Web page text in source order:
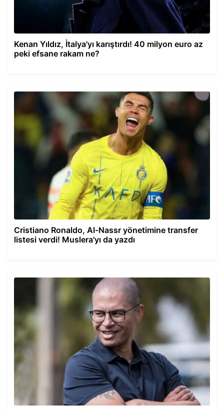
Kenan Yıldız, İtalya'yı karıştırdı! 40 milyon euro az
peki efsane rakam ne?
Cristiano Ronaldo, Al-Nassr yönetimine transfer
listesi verdi! Muslera'yı da yazdı